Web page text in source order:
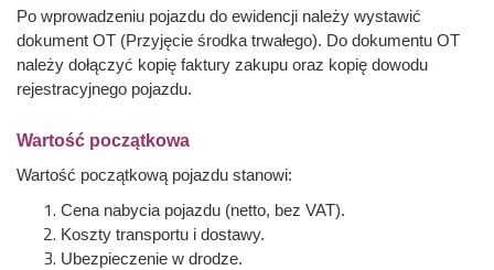
Po wprowadzeniu pojazdu do ewidencji należy wystawić
dokument OT (Przyjęcie środka trwałego). Do dokumentu OT
należy dołączyć kopię faktury zakupu oraz kopię dowodu
rejestracyjnego pojazdu.
Wartość początkowa
Wartość początkową pojazdu stanowi:
Cena nabycia pojazdu (netto, bez VAT).
Koszty transportu i dostawy.
Ubezpieczenie w drodze.